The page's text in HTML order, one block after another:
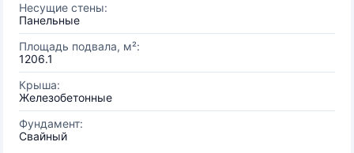
Несущие стены:
Панельные
Площадь подвала, м²:
1206.1
Крыша:
Железобетонные
Фундамент:
Свайный